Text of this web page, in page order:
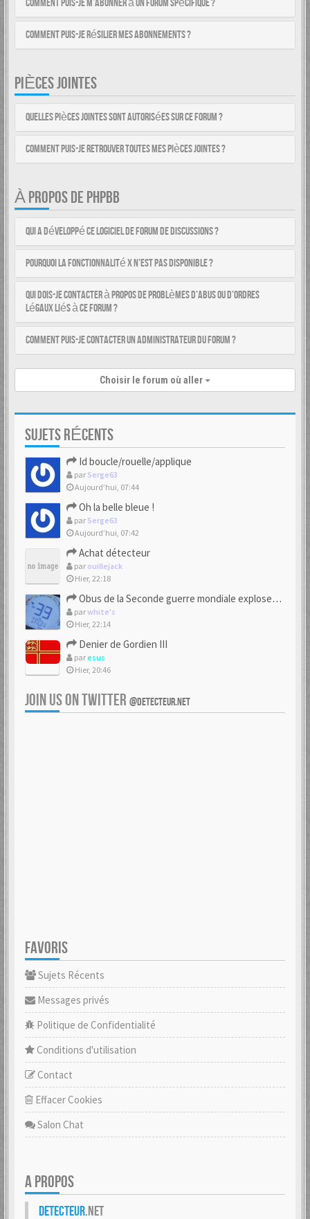
Comment puis-je m’abonner à un forum spécifique ?
Comment puis-je résilier mes abonnements ?
PIÈCES JOINTES
Quelles pièces jointes sont autorisées sur ce forum ?
Comment puis-je retrouver toutes mes pièces jointes ?
À PROPOS DE PHPBB
Qui a développé ce logiciel de forum de discussions ?
Pourquoi la fonctionnalité X n’est pas disponible ?
Qui dois-je contacter à propos de problèmes d’abus ou d’ordres
légaux liés à ce forum ?
Comment puis-je contacter un administrateur du forum ?
Choisir le forum où aller
SUJETS RÉCENTS
Id boucle/rouelle/applique
par Serge63
Aujourd’hui, 07:44
Oh la belle bleue !
par Serge63
Aujourd’hui, 07:42
Achat détecteur
par ouillejack
Hier, 22:18
Obus de la Seconde guerre mondiale explosent dans des champs.
parwhite's
Hier, 22:14
Denier de Gordien III
paresus
Hier, 20:46
JOIN US ON TWITTER @DETECTEUR.NET
FAVORIS
Sujets Récents
Messages privés
Politique de Confidentialité
Conditions d'utilisation
Contact
Effacer Cookies
Salon Chat
A PROPOS
Detecteur.net